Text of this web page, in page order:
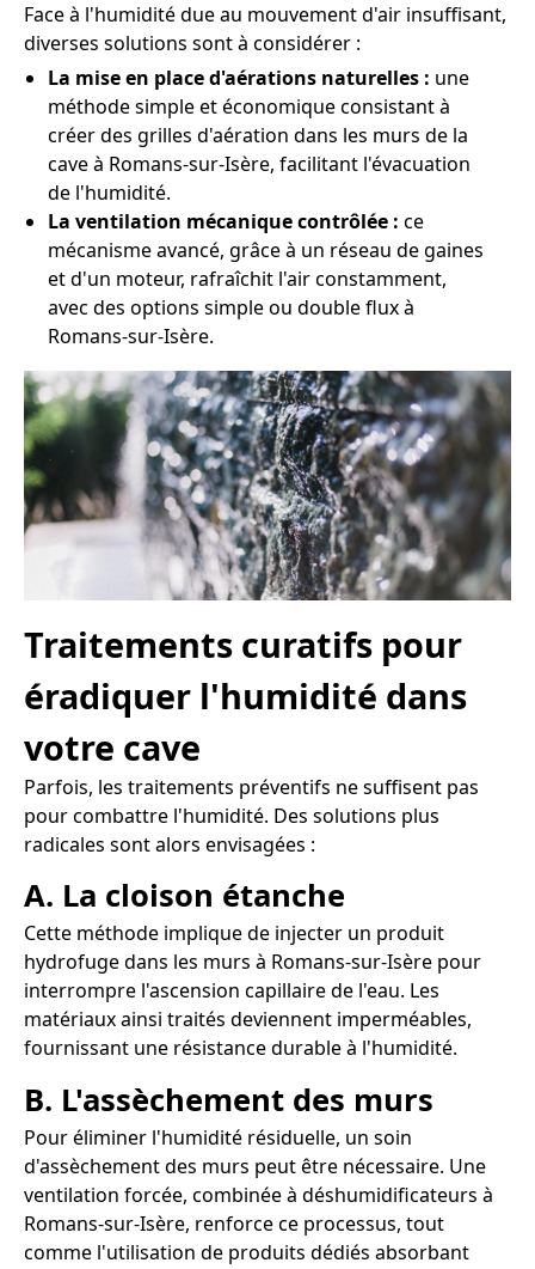
Face à l'humidité due au mouvement d'air insuffisant,
diverses solutions sont à considérer :
La mise en place d'aérations naturelles : une
méthode simple et économique consistant à
créer des grilles d'aération dans les murs de la
cave à Romans-sur-Isère, facilitant l'évacuation
de l'humidité.
La ventilation mécanique contrôlée : ce
mécanisme avancé, grâce à un réseau de gaines
et d'un moteur, rafraîchit l'air constamment,
avec des options simple ou double flux à
Romans-sur-Isère.
Traitements curatifs pour
éradiquer l'humidité dans
votre cave
Parfois, les traitements préventifs ne suffisent pas
pour combattre l'humidité. Des solutions plus
radicales sont alors envisagées :
A. La cloison étanche
Cette méthode implique de injecter un produit
hydrofuge dans les murs à Romans-sur-Isère pour
interrompre l'ascension capillaire de l'eau. Les
matériaux ainsi traités deviennent imperméables,
fournissant une résistance durable à l'humidité.
B. L'assèchement des murs
Pour éliminer l'humidité résiduelle, un soin
d'assèchement des murs peut être nécessaire. Une
ventilation forcée, combinée à déshumidificateurs à
Romans-sur-Isère, renforce ce processus, tout
comme l'utilisation de produits dédiés absorbant